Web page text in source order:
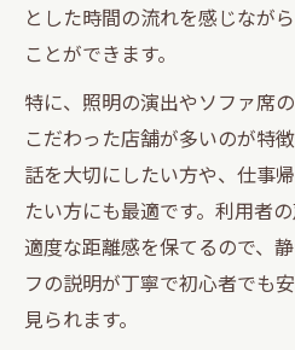
とした時間の流れを感じなが
ことができます。
特に、照明の演出やソファ席
こだわった店舗が多いのが特
話を大切にしたい方や、仕事
たい方にも最適です。利用者
適度な距離感を保てるので、
フの説明が丁寧で初心者でも
見られます。